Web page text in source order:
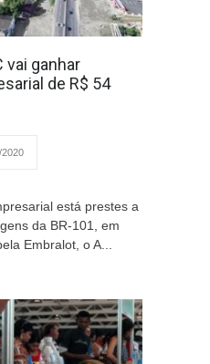
vai ganhar
de R$ 54
2020
está prestes a
da BR-101, em
Embralot, o A...